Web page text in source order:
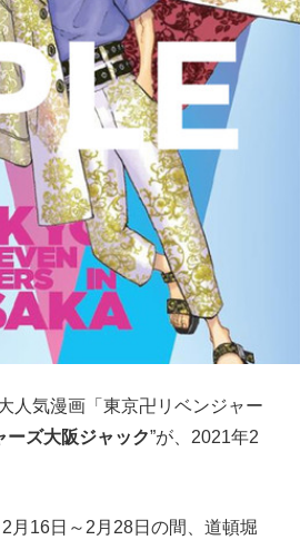
人気漫画「東京卍リベンジャー
ーズ大阪ジャック”が、2021年2
月16日～2月28日の間、道頓堀